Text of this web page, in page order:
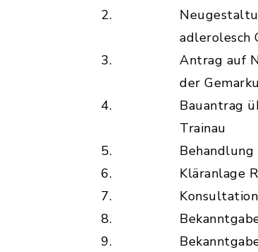
2.
adlerolesch
3.
Antrag auf
der
4.
Bauantrag
Trainau
5.
Behandlung
6.
Kläranlage
7.
8.
9.